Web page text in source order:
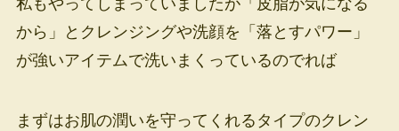
私もやってしまっていましたが「皮脂が気になる
から」とクレンジングや洗顔を「落とすパワー」
が強いアイテムで洗いまくっているのでれば
まずはお肌の潤いを守ってくれるタイプのクレン